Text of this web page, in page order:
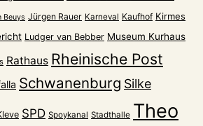
Beuys Jürgen Rauer Karneval Kaufhof Kirmes
Ludger van Bebber Museum Kurhaus
Rathaus Rheinische Post
Schwanenburg Silke
SPD Spoykanal Stadthalle Theo